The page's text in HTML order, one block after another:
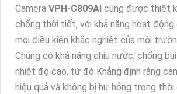
Camera VPH-C809AI cũng được thiết
chống thời tiết, với khả năng hoạt động
mọi điều kiện khắc nghiệt của môi
Chúng có khả năng chịu nước, chống
nhiệt độ cao, từ đó Khẳng định rằng
hiệu quả và không bị hư hỏng trong thời